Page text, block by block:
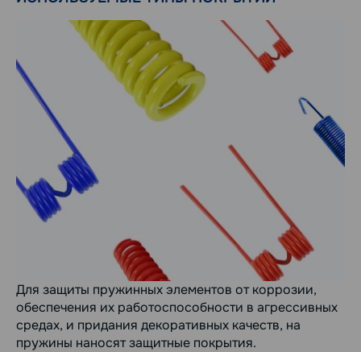
Для защиты пружинных элементов от коррозии,
обеспечения их работоспособности в агрессивных
средах, и придания декоративных качеств, на
пружины наносят защитные покрытия.